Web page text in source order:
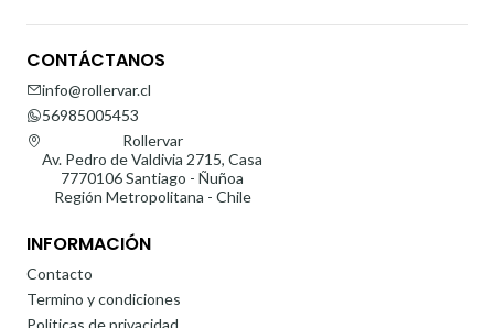
CONTÁCTANOS
info@rollervar.cl
56985005453
Rollervar
Av. Pedro de Valdivia 2715, Casa
7770106 Santiago - Ñuñoa
Región Metropolitana - Chile
INFORMACIÓN
Contacto
Termino y condiciones